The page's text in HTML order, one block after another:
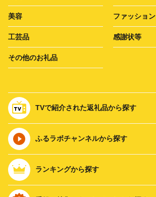
美容 ファッション
工芸品 感謝状等
その他のお礼品
TVで紹介された返礼品から探す
ふるラボチャンネルから探す
ランキングから探す